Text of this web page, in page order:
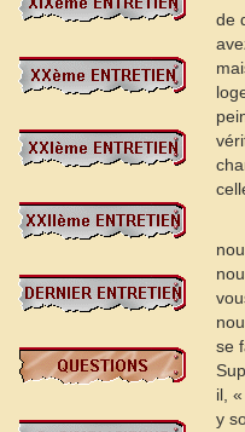
de
se
il,
y